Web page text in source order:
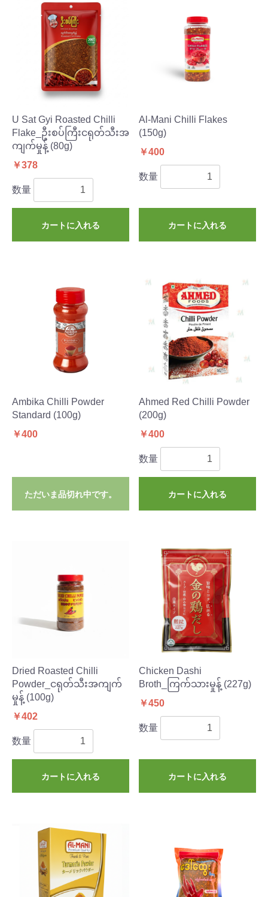
U Sat Gyi Roasted Chilli
Flake_ဦးစပ်ကြီးငရုတ်သီးအ
ကျက်မှုန့် (80g)
￥378
数量
カートに入れる
Al-Mani Chilli Flakes
(150g)
￥400
数量
カートに入れる
Ambika Chilli Powder
Standard (100g)
￥400
ただいま品切れ中です。
Ahmed Red Chilli Powder
(200g)
￥400
数量
カートに入れる
Dried Roasted Chilli
Powder_ငရုတ်သီးအကျက်
မှုန့် (100g)
￥402
数量
カートに入れる
Chicken Dashi
Broth_ကြက်သားမှုန့် (227g)
￥450
数量
カートに入れる